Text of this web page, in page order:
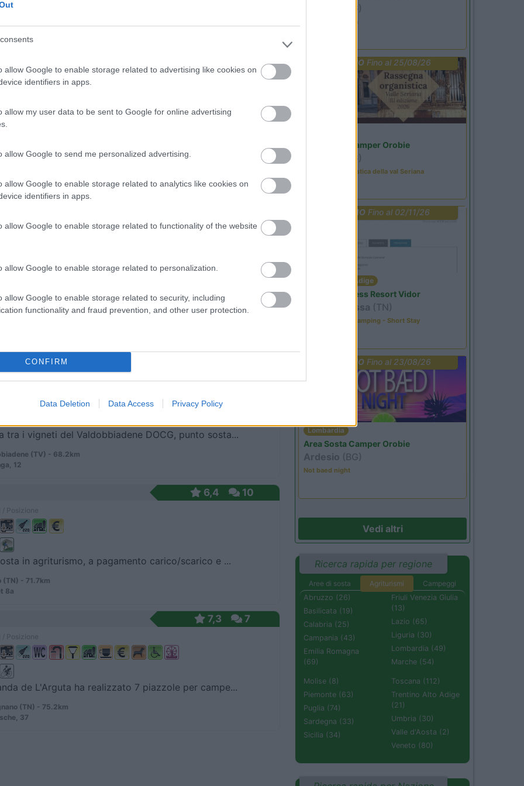
allow Google to enable storage related to advertising like cookies on
identifiers in apps.
allow my user data to be sent to Google for online advertising
allow Google to send me personalized advertising.
allow Google to enable storage related to analytics like cookies on
identifiers in apps.
allow Google to enable storage related to functionality of the website
allow Google to enable storage related to personalization.
allow Google to enable storage related to security, including
functionality and fraud prevention, and other user protection.
CONFIRM
Data Deletion Data Access Privacy Policy
Posizione
(BL) - 61.8km
45
9,3
Posizione
da Levico Terme, la struttura a conduzione famigli...
(TN) - 64.6km
sosta nel parcheggio dell'agriturismo, in mezzo...
Posizione
tra i vigneti del Valdobbiadene DOCG, punto sosta...
(TV) - 68.2km
12
6,4 10
in agriturismo, a pagamento carico/scarico e ...
- 71.7km
8a
7,3 7
de L'Arguta ha realizzato 7 piazzole per campe...
(TN) - 75.2km
37
(BG)
Ardesio si blocca
PROMO Fino al 25/08/26
Area Sosta Camper Orobie
(BG)
Rassegna organistica della val Seriana
PROMO Fino al 02/11/26
Trentino Alto Adige
Family Wellness Resort Vidor
Pozza di Fassa (TN)
Happy & Active Camping - Short Stay
PROMO Fino al 23/08/26
Lombardia
Area Sosta Camper Orobie
Ardesio (BG)
Not baed night
Vedi altri
Ricerca rapida per regione
Aree di sosta Agriturismi
Campeggi
Abruzzo (26)
Basilicata (19)
Calabria (25)
Campania (43)
Emilia Romagna
(69)
Friuli Venezia Giulia
(13)
Lazio (65)
Liguria (30)
Lombardia (49)
Marche (54)
Molise (8)
Piemonte (63)
Puglia (74)
Sardegna (33)
Sicilia (34)
Toscana (112)
Trentino Alto Adige
(21)
Umbria (30)
Valle d'Aosta (2)
Veneto (80)